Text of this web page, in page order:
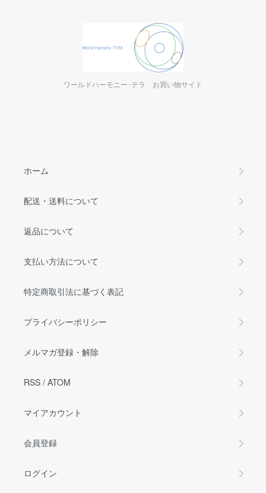
ワールドハーモニー･テラ お買い物サイト
ホーム
配送・送料について
返品について
支払い方法について
特定商取引法に基づく表記
プライバシーポリシー
メルマガ登録・解除
RSS / ATOM
マイアカウント
会員登録
ログイン